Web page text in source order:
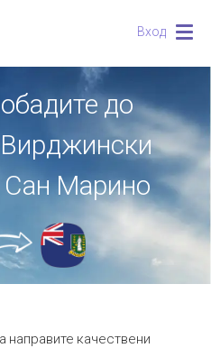
Вход
до
Сан Марино
направите качествени